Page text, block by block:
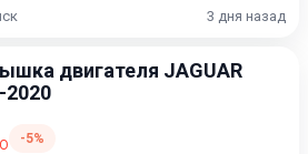
3 дня назад
двигателя JAGUAR
2020
-5%